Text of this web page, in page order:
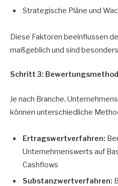
Strategische Pläne und
Diese Faktoren beeinflussen
maßgeblich und sind
Schritt 3:
Je nach Branche,
können unterschiedliche
Ertragswertverfahren:
Unternehmenswerts auf
Cashflows
Substanzwertverfahren: